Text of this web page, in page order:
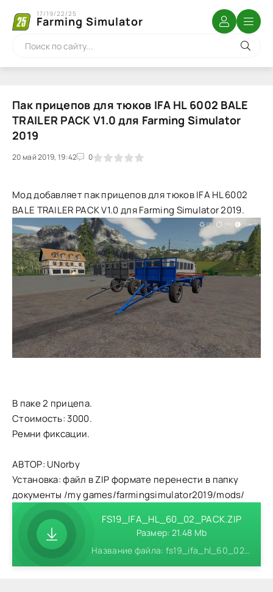
Farming Simulator
17/19/22/25
Пак прицепов для тюков IFA HL 6002 BALE
TRAILER PACK V1.0 для Farming Simulator
2019
20 май 2019, 19:42 0
1 2 3 4 5
Мод добавляет пак прицепов для тюков IFA HL 6002
BALE TRAILER PACK V1.0 для Farming Simulator 2019.
В паке 2 прицепа.
Стоимость: 3000.
Ремни фиксации.
АВТОР: UNorby
Установка: файл в ZIP формате перенести в папку
документы /my games/farmingsimulator2019/mods/
FS19_IFA_HL_60_02_PACK.ZIP
Размер: 21.48 Mb
Название файла: fs19_ifa_hl_60_02_pack.zip